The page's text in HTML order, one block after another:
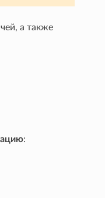
а также
: